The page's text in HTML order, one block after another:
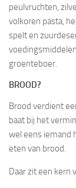
peulvruchten,
volkoren pasta,
spelt en
groenteboer.
BROOD?
Brood verdient
baat bij het
wel eens iemand
eten van brood.
Daar zit een kern